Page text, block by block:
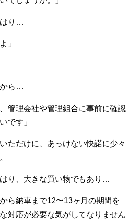
はり…
」
から…
管理会社や管理組合に事前に確認
です」
ただけに、あっけない快諾に少々
り、大きな買い物でもあり…
ら納車まで12〜13ヶ月の期間を
対応が必要な気がしてなりません